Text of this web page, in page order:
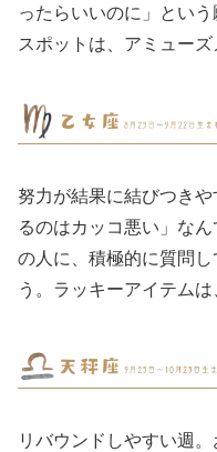
ったらいいのに」とい
スポットは、アミューズ
努力が結果に結びつき
るのはカッコ悪い」な
の人に、積極的に質問
う。ラッキーアイテムは
リバウンドしやすい週